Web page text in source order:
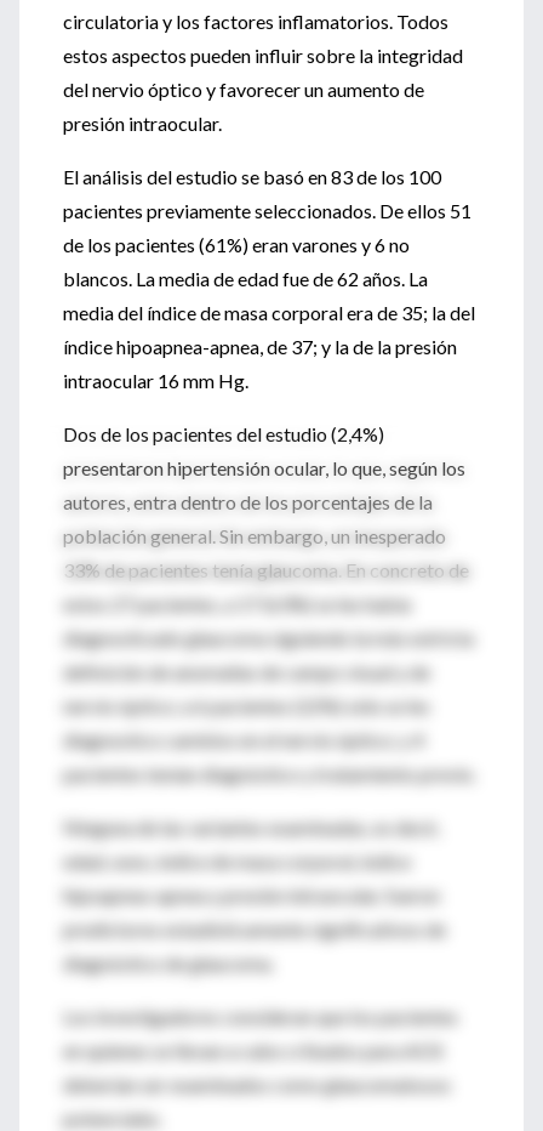
circulatoria y los factores inflamatorios. Todos
estos aspectos pueden influir sobre la integridad
del nervio óptico y favorecer un aumento de
presión intraocular.
El análisis del estudio se basó en 83 de los 100
pacientes previamente seleccionados. De ellos 51
de los pacientes (61%) eran varones y 6 no
blancos. La media de edad fue de 62 años. La
media del índice de masa corporal era de 35; la del
índice hipoapnea-apnea, de 37; y la de la presión
intraocular 16 mm Hg.
Dos de los pacientes del estudio (2,4%)
presentaron hipertensión ocular, lo que, según los
autores, entra dentro de los porcentajes de la
población general. Sin embargo, un inesperado
33% de pacientes tenía glaucoma. En concreto de
estos 27 pacientes, a 17 (63%) se les había
diagnosticado glaucoma siguiendo la más estricta
definición de anomalías de campo visual y de
nervio óptico; a 6 pacientes (22%) sólo se les
diagnostico cambios en el nervio óptico; y 4
pacientes tenían diagnóstico y tratamiento previo.
Ninguna de las variantes examinadas, es decir,
edad, sexo, índice de masa corporal, índice
hipoapnea-apnea y presión intraocular, fueron
predictores estadísticamente significativos de
diagnóstico de glaucoma.
Los investigadores consideran que los pacientes
en quienes se llevan a cabo cribados para AOS
deberían ser examinados como glaucomatosos
potenciales.